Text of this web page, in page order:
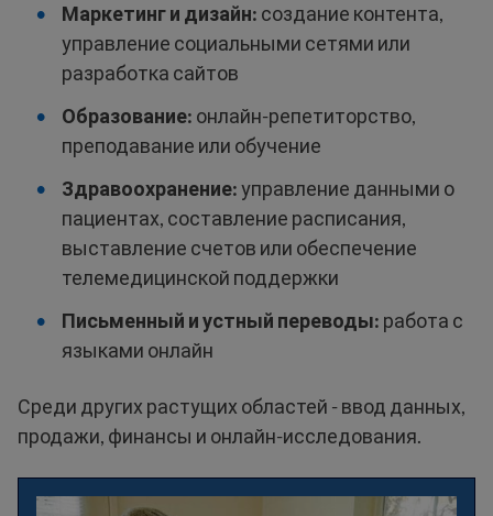
Маркетинг и дизайн: создание контента,
управление социальными сетями или
разработка сайтов
Образование: онлайн-репетиторство,
преподавание или обучение
Здравоохранение:управление данными о
пациентах, составление расписания,
выставление счетов или обеспечение
телемедицинской поддержки
Письменный и устный переводы: работа с
языками онлайн
Среди других растущих областей - ввод данных,
продажи, финансы и онлайн-исследования.